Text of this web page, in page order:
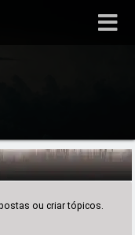
ou criar tópicos.